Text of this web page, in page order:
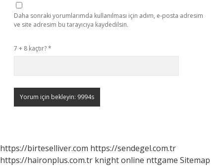
Daha sonraki yorumlarımda kullanılması için adım, e-posta adresim
ve site adresim bu tarayıcıya kaydedilsin.
7 + 8 kaçtır?*
https://birteselliver.com https://sendegel.com.tr
https://haironplus.com.tr knight online nttgame Sitemap